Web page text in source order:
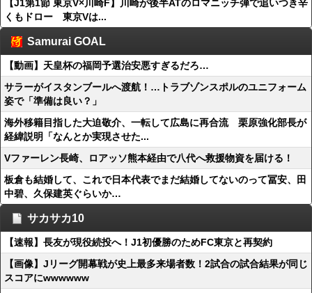
【J1第1節 東京V×川崎F】川崎が後半ATのロマニッチ弾で追いつき辛
くもドロー 東京Vは...
Samurai GOAL
【動画】天皇杯の福岡予選治安悪すぎるだろ…
サラーがイスタンブールへ渡航！…トラブゾンスポルのユニフォーム
姿で「準備は良い？」
海外移籍目指した大迫敬介、一転して広島に再合流 栗原強化部長が
経緯説明「なんとか実現させた...
Vファーレン長崎、ロアッソ熊本経由で八代へ救援物資を届ける！
板倉も結婚して、これで日本代表でまだ結婚してないのって冨安、田
中碧、久保建英ぐらいか…
サカサカ10
【速報】長友が現役続投へ！J1初優勝のためFC東京と再契約
【画像】Jリーグ開幕戦が史上最多来場者数！2試合の試合結果が同じ
スコアにwwwwww